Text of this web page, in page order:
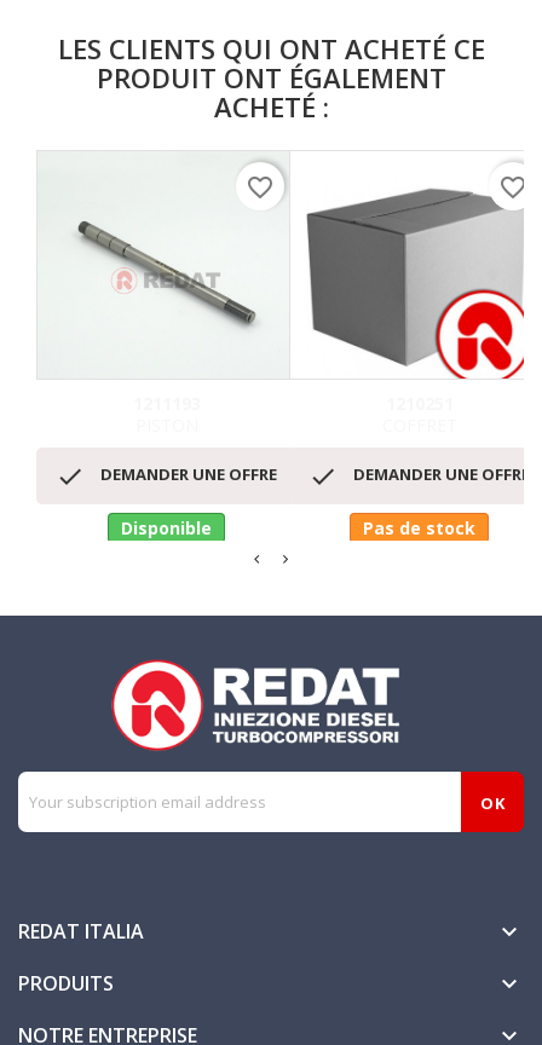
LES CLIENTS QUI ONT ACHETÉ CE
PRODUIT ONT ÉGALEMENT
ACHETÉ :
 DEMANDER UNE OFFRE
Disponible
favorite_border
 DEMANDER UNE OFFRE
Pas de stock
favorite_border
REDAT ITALIA 
PRODUITS 
NOTRE ENTREPRISE 